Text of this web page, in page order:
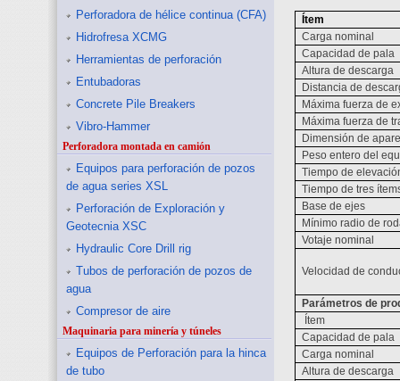
Perforadora de hélice continua (CFA)
Hidrofresa XCMG
Herramientas de perforación
Entubadoras
Concrete Pile Breakers
Vibro-Hammer
Perforadora montada en camión
Equipos para perforación de pozos
de agua series XSL
Perforación de Exploración y
Geotecnia XSC
Hydraulic Core Drill rig
Tubos de perforación de pozos de
agua
Compresor de aire
Maquinaria para minería y túneles
Equipos de Perforación para la hinca
de tubo
Ítem
Carga nominal
Capacidad de pala
Altura de descarga
Distancia de
Máxima fuerza de
Máxima fuerza de
Dimensión de
Peso entero del
Tiempo de
Tiempo de tres
Base de ejes
Mínimo radio de
Votaje nominal
Velocidad de
Parámetros de
Ítem
Capacidad de pala
Carga nominal
Altura de descarga